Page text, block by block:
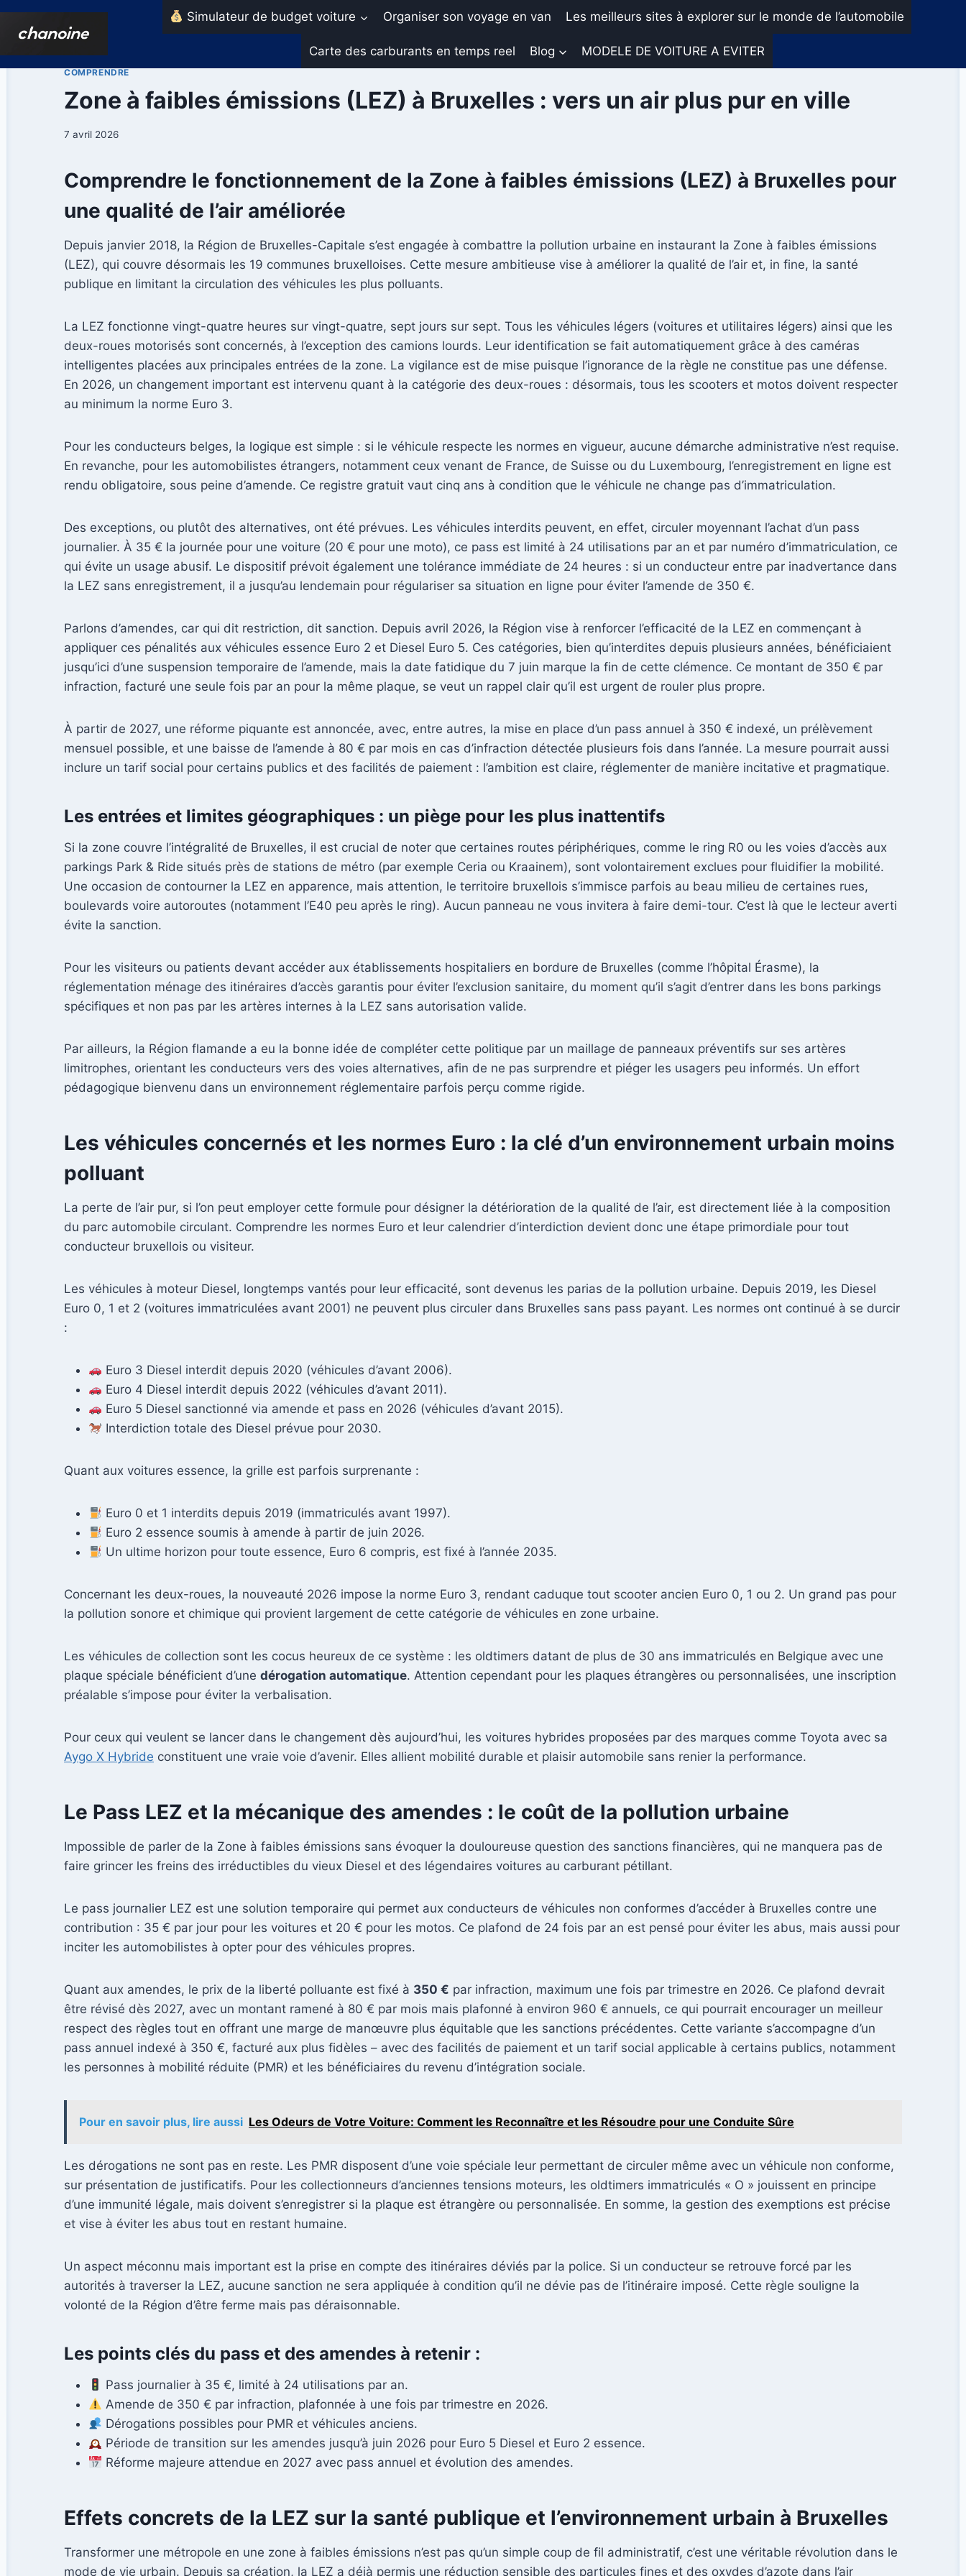
Aller
Simulateur de budget voiture Organiser son voyage en van Les meilleurs sites à explorer sur le monde de l’automobile
Carte des carburants en temps reel Blog MODELE DE VOITURE A EVITER
COMPRENDRE
Zone à faibles émissions (LEZ) à Bruxelles : vers un air plus pur en ville
7 avril 2026
Comprendre le fonctionnement de la Zone à faibles émissions (LEZ) à Bruxelles pour
une qualité de l’air améliorée
Depuis janvier 2018, la Région de Bruxelles-Capitale s’est engagée à combattre la pollution urbaine en instaurant la Zone à faibles émissions
(LEZ), qui couvre désormais les 19 communes bruxelloises. Cette mesure ambitieuse vise à améliorer la qualité de l’air et, in fine, la santé
publique en limitant la circulation des véhicules les plus polluants.
La LEZ fonctionne vingt-quatre heures sur vingt-quatre, sept jours sur sept. Tous les véhicules légers (voitures et utilitaires légers) ainsi que les
deux-roues motorisés sont concernés, à l’exception des camions lourds. Leur identification se fait automatiquement grâce à des caméras
intelligentes placées aux principales entrées de la zone. La vigilance est de mise puisque l’ignorance de la règle ne constitue pas une défense.
En 2026, un changement important est intervenu quant à la catégorie des deux-roues : désormais, tous les scooters et motos doivent respecter
au minimum la norme Euro 3.
Pour les conducteurs belges, la logique est simple : si le véhicule respecte les normes en vigueur, aucune démarche administrative n’est requise.
En revanche, pour les automobilistes étrangers, notamment ceux venant de France, de Suisse ou du Luxembourg, l’enregistrement en ligne est
rendu obligatoire, sous peine d’amende. Ce registre gratuit vaut cinq ans à condition que le véhicule ne change pas d’immatriculation.
Des exceptions, ou plutôt des alternatives, ont été prévues. Les véhicules interdits peuvent, en effet, circuler moyennant l’achat d’un pass
journalier. À 35 € la journée pour une voiture (20 € pour une moto), ce pass est limité à 24 utilisations par an et par numéro d’immatriculation, ce
qui évite un usage abusif. Le dispositif prévoit également une tolérance immédiate de 24 heures : si un conducteur entre par inadvertance dans
la LEZ sans enregistrement, il a jusqu’au lendemain pour régulariser sa situation en ligne pour éviter l’amende de 350 €.
Parlons d’amendes, car qui dit restriction, dit sanction. Depuis avril 2026, la Région vise à renforcer l’efficacité de la LEZ en commençant à
appliquer ces pénalités aux véhicules essence Euro 2 et Diesel Euro 5. Ces catégories, bien qu’interdites depuis plusieurs années, bénéficiaient
jusqu’ici d’une suspension temporaire de l’amende, mais la date fatidique du 7 juin marque la fin de cette clémence. Ce montant de 350 € par
infraction, facturé une seule fois par an pour la même plaque, se veut un rappel clair qu’il est urgent de rouler plus propre.
À partir de 2027, une réforme piquante est annoncée, avec, entre autres, la mise en place d’un pass annuel à 350 € indexé, un prélèvement
mensuel possible, et une baisse de l’amende à 80 € par mois en cas d’infraction détectée plusieurs fois dans l’année. La mesure pourrait aussi
inclure un tarif social pour certains publics et des facilités de paiement : l’ambition est claire, réglementer de manière incitative et pragmatique.
Les entrées et limites géographiques : un piège pour les plus inattentifs
Si la zone couvre l’intégralité de Bruxelles, il est crucial de noter que certaines routes périphériques, comme le ring R0 ou les voies d’accès aux
parkings Park & Ride situés près de stations de métro (par exemple Ceria ou Kraainem), sont volontairement exclues pour fluidifier la mobilité.
Une occasion de contourner la LEZ en apparence, mais attention, le territoire bruxellois s’immisce parfois au beau milieu de certaines rues,
boulevards voire autoroutes (notamment l’E40 peu après le ring). Aucun panneau ne vous invitera à faire demi-tour. C’est là que le lecteur averti
évite la sanction.
Pour les visiteurs ou patients devant accéder aux établissements hospitaliers en bordure de Bruxelles (comme l’hôpital Érasme), la
réglementation ménage des itinéraires d’accès garantis pour éviter l’exclusion sanitaire, du moment qu’il s’agit d’entrer dans les bons parkings
spécifiques et non pas par les artères internes à la LEZ sans autorisation valide.
Par ailleurs, la Région flamande a eu la bonne idée de compléter cette politique par un maillage de panneaux préventifs sur ses artères
limitrophes, orientant les conducteurs vers des voies alternatives, afin de ne pas surprendre et piéger les usagers peu informés. Un effort
pédagogique bienvenu dans un environnement réglementaire parfois perçu comme rigide.
Les véhicules concernés et les normes Euro : la clé d’un environnement urbain moins
polluant
La perte de l’air pur, si l’on peut employer cette formule pour désigner la détérioration de la qualité de l’air, est directement liée à la composition
du parc automobile circulant. Comprendre les normes Euro et leur calendrier d’interdiction devient donc une étape primordiale pour tout
conducteur bruxellois ou visiteur.
Les véhicules à moteur Diesel, longtemps vantés pour leur efficacité, sont devenus les parias de la pollution urbaine. Depuis 2019, les Diesel
Euro 0, 1 et 2 (voitures immatriculées avant 2001) ne peuvent plus circuler dans Bruxelles sans pass payant. Les normes ont continué à se durcir
:
Euro 3 Diesel interdit depuis 2020 (véhicules d’avant 2006).
Euro 4 Diesel interdit depuis 2022 (véhicules d’avant 2011).
Euro 5 Diesel sanctionné via amende et pass en 2026 (véhicules d’avant 2015).
Interdiction totale des Diesel prévue pour 2030.
Quant aux voitures essence, la grille est parfois surprenante :
Euro 0 et 1 interdits depuis 2019 (immatriculés avant 1997).
Euro 2 essence soumis à amende à partir de juin 2026.
Un ultime horizon pour toute essence, Euro 6 compris, est fixé à l’année 2035.
Concernant les deux-roues, la nouveauté 2026 impose la norme Euro 3, rendant caduque tout scooter ancien Euro 0, 1 ou 2. Un grand pas pour
la pollution sonore et chimique qui provient largement de cette catégorie de véhicules en zone urbaine.
Les véhicules de collection sont les cocus heureux de ce système : les oldtimers datant de plus de 30 ans immatriculés en Belgique avec une
plaque spéciale bénéficient d’une dérogation automatique. Attention cependant pour les plaques étrangères ou personnalisées, une inscription
préalable s’impose pour éviter la verbalisation.
Pour ceux qui veulent se lancer dans le changement dès aujourd’hui, les voitures hybrides proposées par des marques comme Toyota avec sa
Aygo X Hybride constituent une vraie voie d’avenir. Elles allient mobilité durable et plaisir automobile sans renier la performance.
Le Pass LEZ et la mécanique des amendes : le coût de la pollution urbaine
Impossible de parler de la Zone à faibles émissions sans évoquer la douloureuse question des sanctions financières, qui ne manquera pas de
faire grincer les freins des irréductibles du vieux Diesel et des légendaires voitures au carburant pétillant.
Le pass journalier LEZ est une solution temporaire qui permet aux conducteurs de véhicules non conformes d’accéder à Bruxelles contre une
contribution : 35 € par jour pour les voitures et 20 € pour les motos. Ce plafond de 24 fois par an est pensé pour éviter les abus, mais aussi pour
inciter les automobilistes à opter pour des véhicules propres.
Quant aux amendes, le prix de la liberté polluante est fixé à 350 € par infraction, maximum une fois par trimestre en 2026. Ce plafond devrait
être révisé dès 2027, avec un montant ramené à 80 € par mois mais plafonné à environ 960 € annuels, ce qui pourrait encourager un meilleur
respect des règles tout en offrant une marge de manœuvre plus équitable que les sanctions précédentes. Cette variante s’accompagne d’un
pass annuel indexé à 350 €, facturé aux plus fidèles – avec des facilités de paiement et un tarif social applicable à certains publics, notamment
les personnes à mobilité réduite (PMR) et les bénéficiaires du revenu d’intégration sociale.
Pour en savoir plus, lire aussi Les Odeurs de Votre Voiture: Comment les Reconnaître et les Résoudre pour une Conduite Sûre
Les dérogations ne sont pas en reste. Les PMR disposent d’une voie spéciale leur permettant de circuler même avec un véhicule non conforme,
sur présentation de justificatifs. Pour les collectionneurs d’anciennes tensions moteurs, les oldtimers immatriculés « O » jouissent en principe
d’une immunité légale, mais doivent s’enregistrer si la plaque est étrangère ou personnalisée. En somme, la gestion des exemptions est précise
et vise à éviter les abus tout en restant humaine.
Un aspect méconnu mais important est la prise en compte des itinéraires déviés par la police. Si un conducteur se retrouve forcé par les
autorités à traverser la LEZ, aucune sanction ne sera appliquée à condition qu’il ne dévie pas de l’itinéraire imposé. Cette règle souligne la
volonté de la Région d’être ferme mais pas déraisonnable.
Les points clés du pass et des amendes à retenir :
Pass journalier à 35 €, limité à 24 utilisations par an.
Amende de 350 € par infraction, plafonnée à une fois par trimestre en 2026.
Dérogations possibles pour PMR et véhicules anciens.
Période de transition sur les amendes jusqu’à juin 2026 pour Euro 5 Diesel et Euro 2 essence.
Réforme majeure attendue en 2027 avec pass annuel et évolution des amendes.
Effets concrets de la LEZ sur la santé publique et l’environnement urbain à Bruxelles
Transformer une métropole en une zone à faibles émissions n’est pas qu’un simple coup de fil administratif, c’est une véritable révolution dans le
mode de vie urbain. Depuis sa création, la LEZ a déjà permis une réduction sensible des particules fines et des oxydes d’azote dans l’air